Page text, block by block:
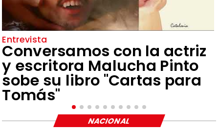
Entrevista
Conversamos con la actriz
y escritora Malucha Pinto
sobe su libro "Cartas para
Tomás"
NACIONAL